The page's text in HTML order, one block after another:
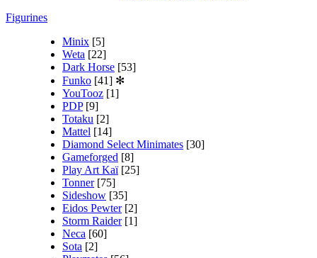
Figurines
Minix [5]
Weta [22]
Dark Horse [53]
Funko [41] ✻
YouTooz [1]
PDP [9]
Totaku [2]
Mattel [14]
Diamond Select Minimates [30]
Gameforged [8]
Play Art Kaï [25]
Tonner [75]
Sideshow [35]
Eidos Pewter [2]
Storm Raider [1]
Neca [60]
Sota [2]